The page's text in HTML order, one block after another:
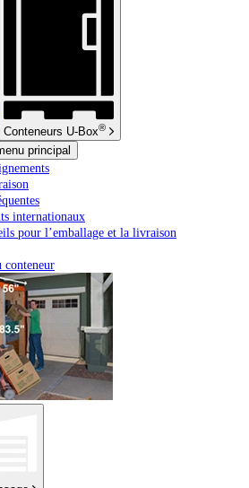
Conteneurs U-Box®
principal
internationaux
pour l’emballage et la livraison
conteneur